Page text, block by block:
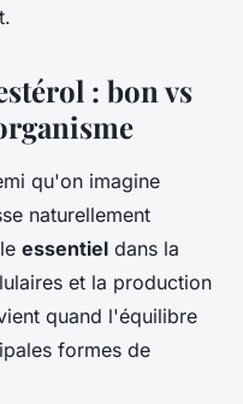
: bon vs
qu'on imagine
naturellement
essentiel dans la
et la production
quand l'équilibre
formes de